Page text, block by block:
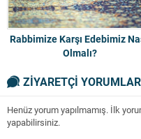
Rabbimize Karşı Edebimiz
Olmalı?
ZİYARETÇİ
Henüz yorum yapılmamış. İlk
yapabilirsiniz.